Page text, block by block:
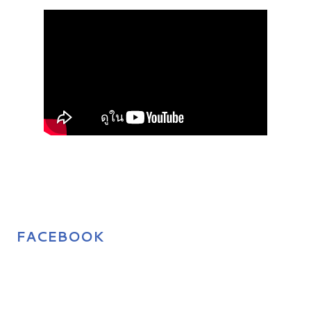
FACEBOOK